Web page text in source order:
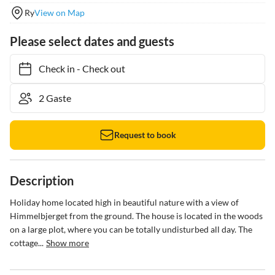
RyView on Map
Please select dates and guests
Check in- Check out
Request to book
Description
Holiday home located high in beautiful nature with a view of
Himmelbjerget from the ground. The house is located in the woods
on a large plot, where you can be totally undisturbed all day. The
cottage... Show more